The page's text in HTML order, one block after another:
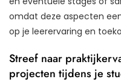
omdat deze aspecten
op je leerervaring en
Streef naar
projecten tijdens je